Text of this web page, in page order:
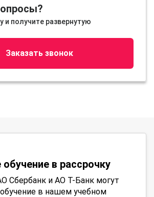
и получите развернутую
Заказать звонок
в рассрочку
Сбербанк и АО Т-Банк могут
в нашем учебном